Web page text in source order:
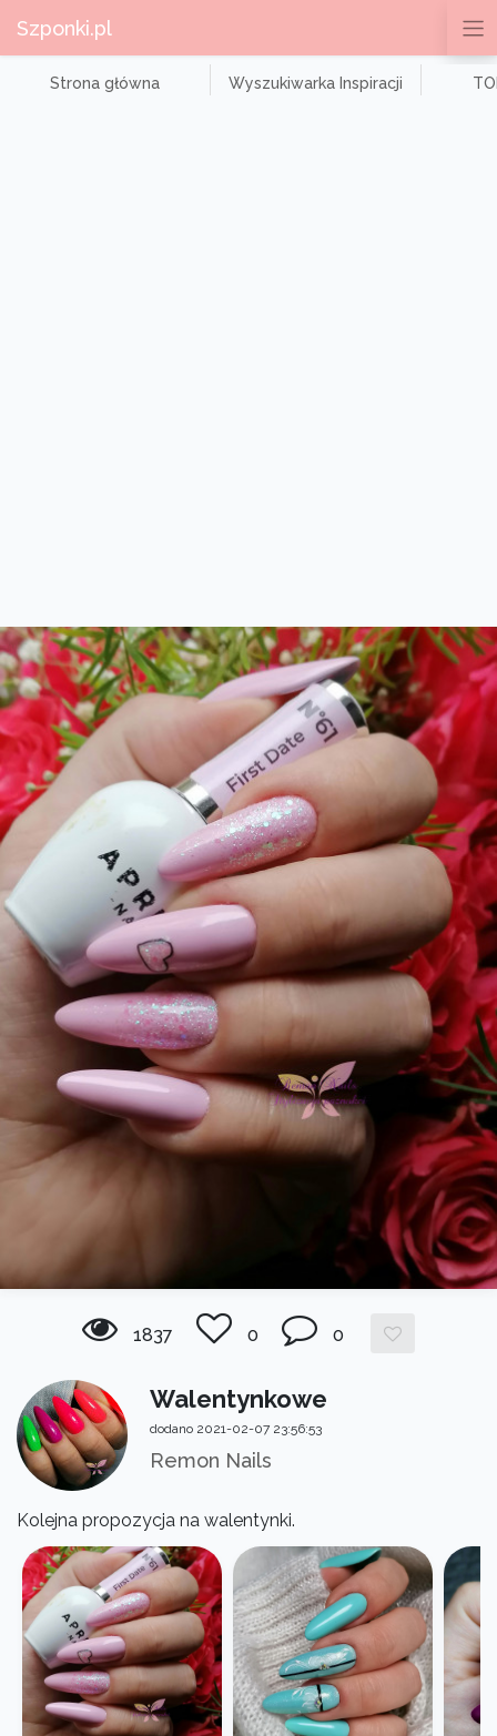
Szponki.pl
Strona główna Wyszukiwarka Inspiracji
1837 0 0
Walentynkowe
dodano 2021-02-07 23:56:53
Remon Nails
Kolejna propozycja na walentynki.